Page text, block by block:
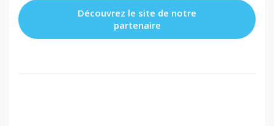
Découvrez le site de notre
partenaire